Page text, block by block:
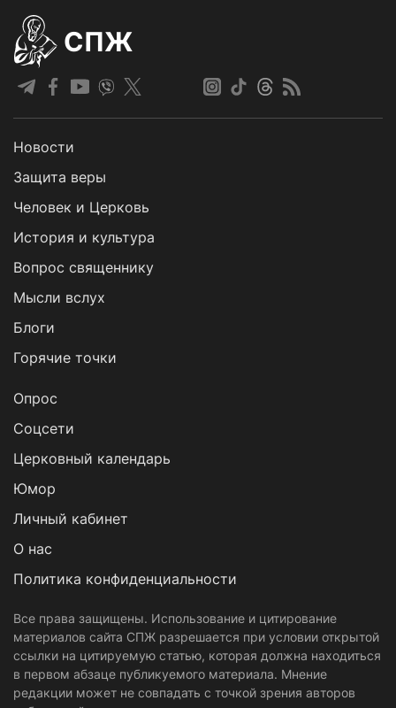
СПЖ
Новости
Защита веры
Человек и Церковь
История и культура
Вопрос священнику
Мысли вслух
Блоги
Горячие точки
Опрос
Cоцсети
Церковный календарь
Юмор
Личный кабинет
О нас
Политика конфиденциальности
Все права защищены. Использование и цитирование
материалов сайта СПЖ разрешается при условии открытой
ссылки на цитируемую статью, которая должна находиться
в первом абзаце публикуемого материала. Мнение
редакции может не совпадать с точкой зрения авторов